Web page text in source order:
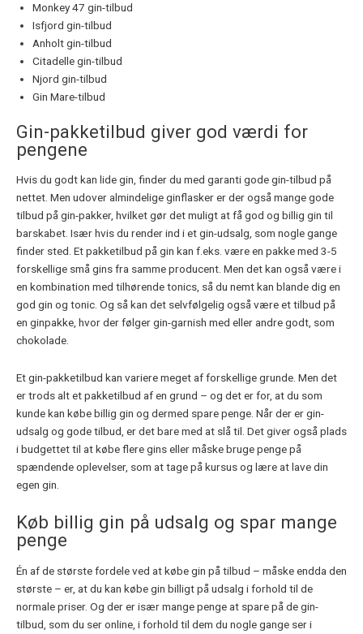
Monkey 47 gin-tilbud
Isfjord gin-tilbud
Anholt gin-tilbud
Citadelle gin-tilbud
Njord gin-tilbud
Gin Mare-tilbud
Gin-pakketilbud giver god værdi for
pengene
Hvis du godt kan lide gin, finder du med garanti gode gin-tilbud på
nettet. Men udover almindelige ginflasker er der også mange gode
tilbud på gin-pakker, hvilket gør det muligt at få god og billig gin til
barskabet. Især hvis du render ind i et gin-udsalg, som nogle gange
finder sted. Et pakketilbud på gin kan f.eks. være en pakke med 3-5
forskellige små gins fra samme producent. Men det kan også være i
en kombination med tilhørende tonics, så du nemt kan blande dig en
god gin og tonic. Og så kan det selvfølgelig også være et tilbud på
en ginpakke, hvor der følger gin-garnish med eller andre godt, som
chokolade.
Et gin-pakketilbud kan variere meget af forskellige grunde. Men det
er trods alt et pakketilbud af en grund – og det er for, at du som
kunde kan købe billig gin og dermed spare penge. Når der er gin-
udsalg og gode tilbud, er det bare med at slå til. Det giver også plads
i budgettet til at købe flere gins eller måske bruge penge på
spændende oplevelser, som at tage på kursus og lære at lave din
egen gin.
Køb billig gin på udsalg og spar mange
penge
Én af de største fordele ved at købe gin på tilbud – måske endda den
største – er, at du kan købe gin billigt på udsalg i forhold til de
normale priser. Og der er især mange penge at spare på de gin-
tilbud, som du ser online, i forhold til dem du nogle gange ser i